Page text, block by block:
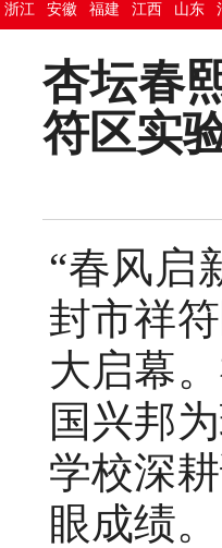
浙江 安徽 福建 江西 山东
杏坛春
符区实
“春风启
封市祥
大启幕
国兴邦
学校深
眼成绩。